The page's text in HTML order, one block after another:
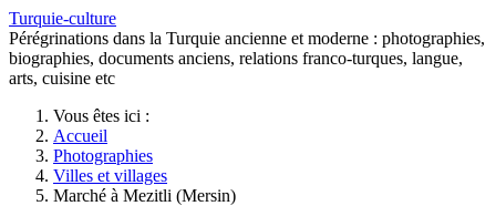
Turquie-culture
Pérégrinations dans la Turquie ancienne et moderne : photographies,
biographies, documents anciens, relations franco-turques, langue,
arts, cuisine etc
Vous êtes ici :
Accueil
Photographies
Villes et villages
Marché à Mezitli (Mersin)